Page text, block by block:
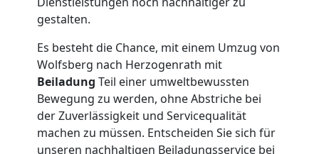
gestalten.
Es besteht die Chance, mit einem Umzug von
Wolfsberg nach Herzogenrath mit
Beiladung Teil einer umweltbewussten
Bewegung zu werden, ohne Abstriche bei
der Zuverlässigkeit und Servicequalität
machen zu müssen. Entscheiden Sie sich für
unseren nachhaltigen Beiladungsservice bei
für
Senioren